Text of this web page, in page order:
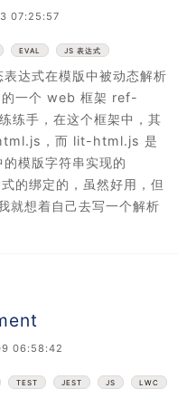
07:25:57
EVAL JS 表达式
达式在模版中被动态解析
的一个 web 框架 ref-
练手，在这个框架中，其
，而 lit-html.js 是
模版字符串实现的
的绑定的，虽然好用，但
就想着自己去写一个解析
06:58:42
TEST JEST JS LWC